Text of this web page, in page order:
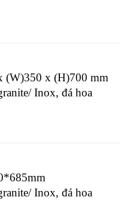
(W)350 x (H)700 mm
Inox, đá hoa
Inox, đá hoa